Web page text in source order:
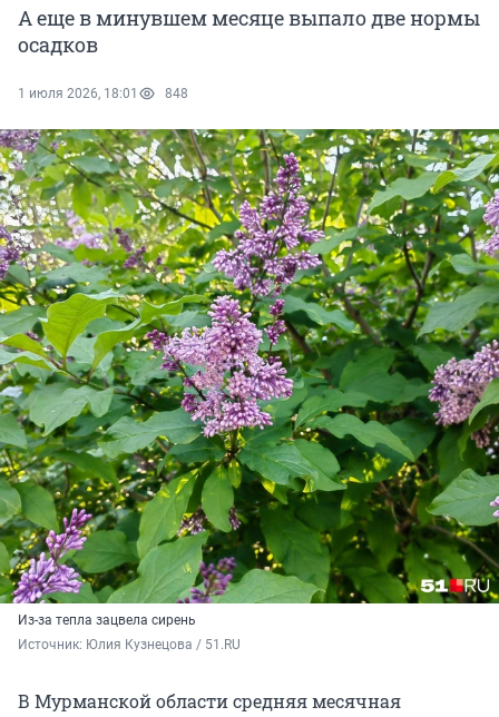
А еще в минувшем месяце выпало две нормы
осадков
1 июля 2026, 18:01 848
Из-за тепла зацвела сирень
Источник: Юлия Кузнецова / 51.RU
В Мурманской области средняя месячная